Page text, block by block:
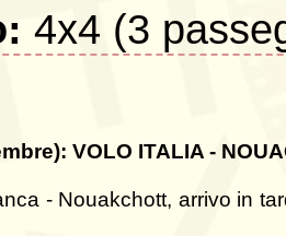
4x4 (3
VOLO ITALIA -
- Nouakchott, arrivo in